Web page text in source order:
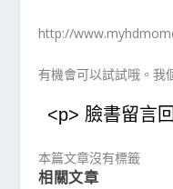
http://
有機會可以試試哦。我
<p> 臉書留言
本篇文章沒有標籤
相關文章